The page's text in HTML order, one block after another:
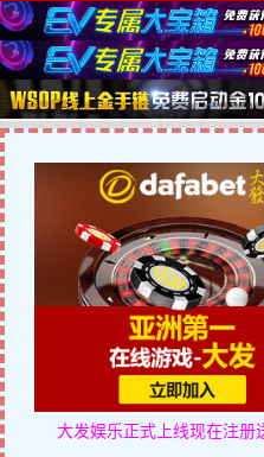
Copyright © 2026关于网站|
站地图
大发娱乐正式上线现在注册